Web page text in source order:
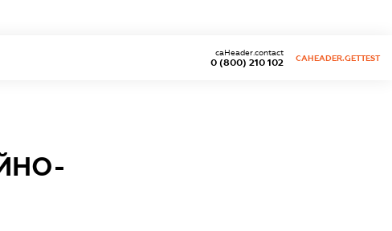
0 (800) 210 102
caHeader.contact
CAHEADER.GETTEST